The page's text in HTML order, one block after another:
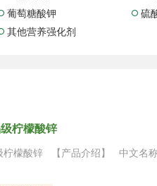
葡萄糖酸钾  硫
其他营养强化剂
柠檬酸锌